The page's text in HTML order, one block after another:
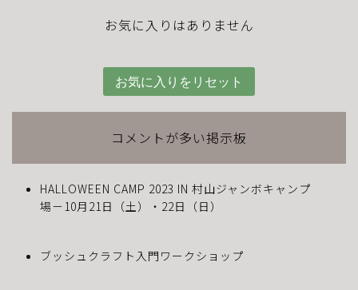
お気に入りはありません
お気に入りをリセット
コメントが多い掲示板
HALLOWEEN CAMP 2023 IN 村山ジャンボキャンプ
場－10月21日（土）・22日（日）
ブッシュクラフト入門ワークショップ